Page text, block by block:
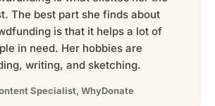
The best part she finds about
is that it helps a lot of
in need. Her hobbies are
writing, and sketching.
Specialist, WhyDonate